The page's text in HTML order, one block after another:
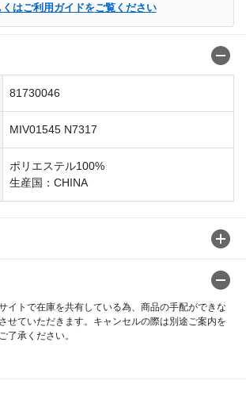
くはご利用ガイドをご覧ください
81730046
MIV01545 N7317
ポリエステル100%
生産国：CHINA
イトで在庫を共有している為、商品の手配ができな
せていただきます。キャンセルの際は別途ご案内を
了承ください。